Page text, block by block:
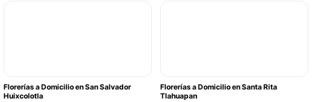
Florerías a Domicilio en San Salvador
Huixcolotla
Florerías a Domicilio en Santa Rita
Tlahuapan